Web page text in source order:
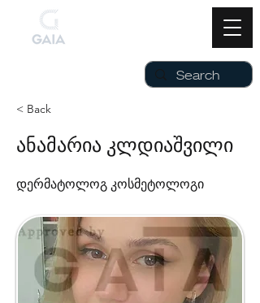
< Back
ანამარია კლდიაშვილი
დერმატოლოგ კოსმეტოლოგი